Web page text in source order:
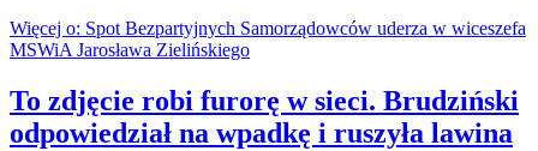
Więcej o: Spot Bezpartyjnych Samorządowców uderza w wiceszefa
MSWiA Jarosława Zielińskiego
To zdjęcie robi furorę w sieci. Brudziński
odpowiedział na wpadkę i ruszyła lawina